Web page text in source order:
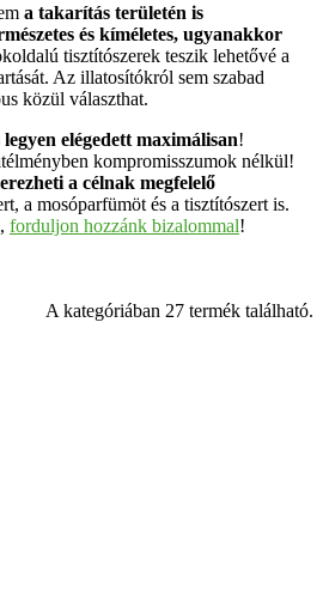
a takarítás területén is
és kíméletes, ugyanakkor
tisztítószerek teszik lehetővé a
Az illatosítókról sem szabad
közül választhat.
elégedett maximálisan!
kompromisszumok nélkül!
a célnak megfelelő
a mosóparfümöt és a tisztítószert is.
forduljon hozzánk bizalommal!
A kategóriában 27 termék található.